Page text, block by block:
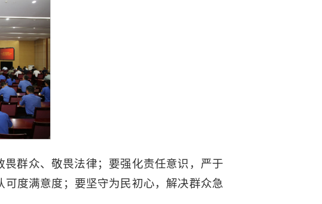
群众、敬畏法律；要强化责任意识，严于
度满意度；要坚守为民初心，解决群众急